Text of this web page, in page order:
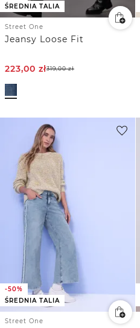
ŚREDNIA TALIA
Street One
Jeansy Loose Fit
223,00 zł319,00zł
-50%
ŚREDNIA TALIA
Street One